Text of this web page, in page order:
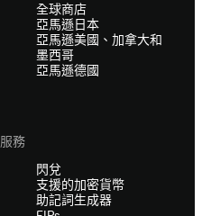
全球商店
亞馬遜日本
亞馬遜美國、加拿大和
墨西哥
亞馬遜德國
服務
閃兌
支援的加密貨幣
助記詞生成器